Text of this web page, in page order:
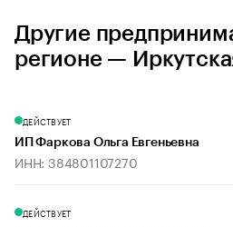
Другие
регионе —
ДЕЙСТВУЕТ
ИП Фаркова Ольга Евгеньевна
ИНН: 384801107270
ДЕЙСТВУЕТ